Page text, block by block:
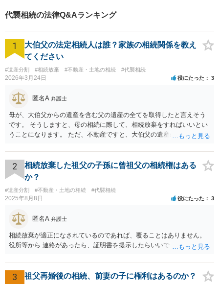
代襲相続の法律Q&Aランキング
1
大伯父の法定相続人は誰？家族の相続関係を教え
てください
#遺産分割 #相続放棄 #不動産・土地の相続 #代襲相続
2026年3月24日 役にたった 3
匿名A 弁護士
母が、大伯父からの遺産を含む父の遺産の全てを取得したと言えそう
です。 そうしますと、母の相続に際して、相続放棄をすればいいとい
うことになります。 ただ、不動産ですと、大伯父の遺産の名義がまだ
2
相続放棄した祖父の子孫に曾祖父の相続権はある
か？
#遺産分割 #不動産・土地の相続 #代襲相続
2025年8月8日 役にたった 3
匿名A 弁護士
相続放棄が適正になされているのであれば、覆ることはありません。
役所等から 連絡があったら、証明書を提示したらいいでしょう。
3 祖父再婚後の相続、前妻の子に権利はあるのか？